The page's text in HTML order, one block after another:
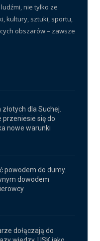
nie tylko ze
kultury, sztuki, sportu,
obszarów – zawsze
dla Suchej.
przeniesie się do
nowe warunki
powodem do dumy.
dowodem
dołączają do